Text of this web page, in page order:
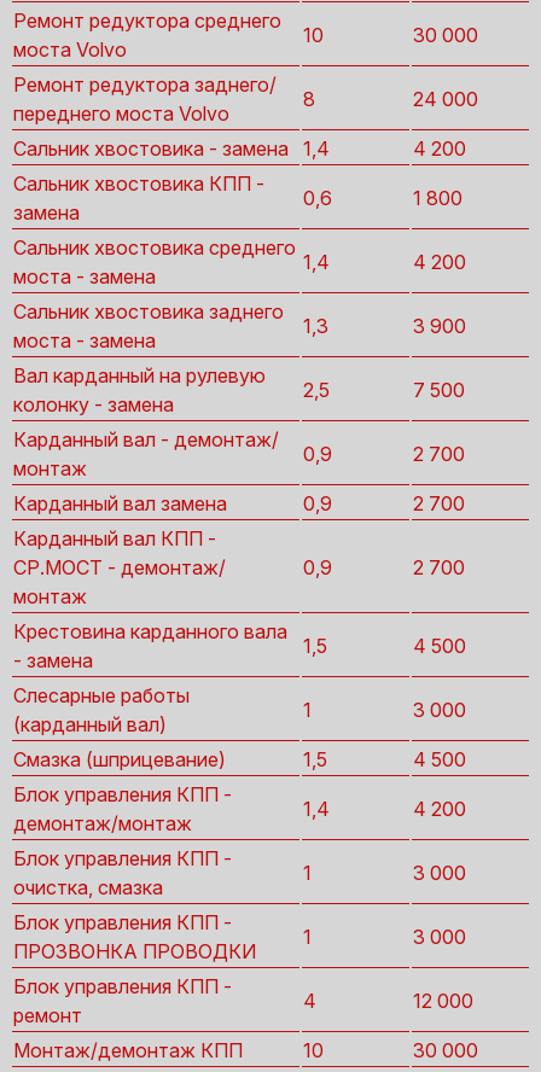
Ремонт редуктора среднего
моста Volvo
10 30 000
Ремонт редуктора заднего/
переднего моста Volvo
8 24 000
Сальник хвостовика - замена 1,4
4 200
Сальник хвостовика КПП -
замена
0,6 1 800
Сальник хвостовика среднего
моста - замена
1,4 4 200
Сальник хвостовика заднего
моста - замена
1,3 3 900
Вал карданный на рулевую
колонку - замена
2,5 7 500
Карданный вал - демонтаж/
монтаж
0,9 2 700
Карданный вал замена 0,9
2 700
Карданный вал КПП -
СР.МОСТ - демонтаж/
монтаж
0,9 2 700
Крестовина карданного вала
- замена
1,5 4 500
Слесарные работы
(карданный вал)
1 3 000
Смазка (шприцевание) 1,5
4 500
Блок управления КПП -
демонтаж/монтаж
1,4 4 200
Блок управления КПП -
очистка, смазка
1 3 000
Блок управления КПП -
ПРОЗВОНКА ПРОВОДКИ
1 3 000
Блок управления КПП -
ремонт
4 12 000
Монтаж/демонтаж КПП 10
30 000